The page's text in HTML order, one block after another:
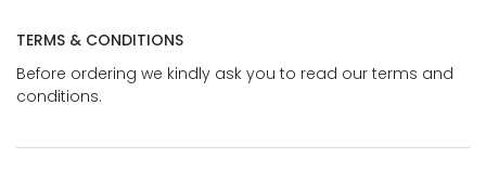
TERMS & CONDITIONS
Before ordering we kindly ask you to read our terms and
conditions.